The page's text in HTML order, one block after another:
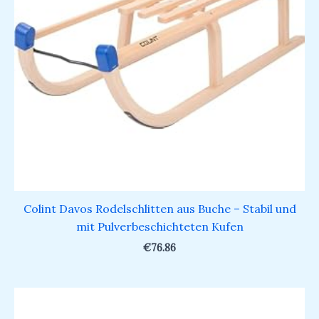
Colint Davos Rodelschlitten aus Buche – Stabil und
mit Pulverbeschichteten Kufen
€76.86